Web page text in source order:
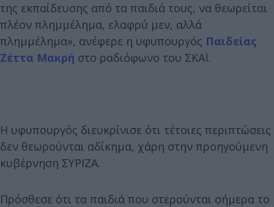
της εκπαίδευσης από τα παιδιά τους, να θεωρείται
πλέον πλημμέλημα, ελαφρύ μεν, αλλά
πλημμέλημα», ανέφερε η υφυπουργός Παιδείας
Ζέττα Μακρή στο ραδιόφωνο του ΣΚΑΪ.
Η υφυπουργός διευκρίνισε ότι τέτοιες περιπτώσεις
δεν θεωρούνται αδίκημα, χάρη στην προηγούμενη
κυβέρνηση ΣΥΡΙΖΑ.
Πρόσθεσε ότι τα παιδιά που στερούνται σήμερα το